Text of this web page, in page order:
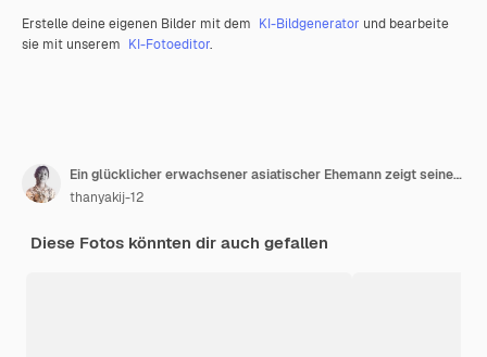
Erstelle deine eigenen Bilder mit dem KI-Bildgenerator und bearbeite
sie mit unserem KI-Fotoeditor.
Ein glücklicher erwachsener asiatischer Ehemann zeigt seinen Daumen in die Kamera, während er gemeinsam in der Küche kocht
thanyakij-12
Diese Fotos könnten dir auch gefallen